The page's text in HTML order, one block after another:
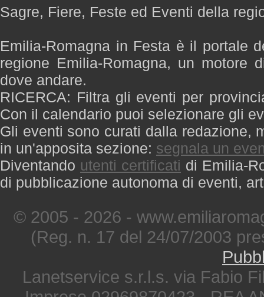
Sagre, Fiere, Feste ed Eventi della
Emilia-Romagna in Festa è il portale
regione Emilia-Romagna, un motore
dove andare.
RICERCA: Filtra gli eventi per
Con il calendario puoi selezionare gli
Gli eventi sono curati dalla redazione,
in un'apposita sezione: segnala un
Diventando utenti certificati di Emilia-
di pubblicazione autonoma di eventi,
© 2005 - 2026 -
(Reg. n. 17 del 24/07/2003
Lanetservice s.r.l.s. via Fabio